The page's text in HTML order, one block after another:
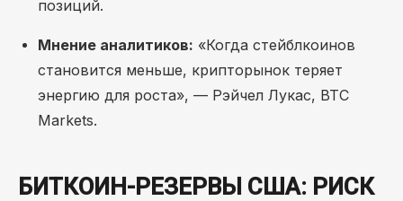
позиций.
Мнение аналитиков: «Когда стейблкоинов
становится меньше, крипторынок теряет
энергию для роста», — Рэйчел Лукас, BTC
Markets.
БИТКОИН-РЕЗЕРВЫ США: РИСК